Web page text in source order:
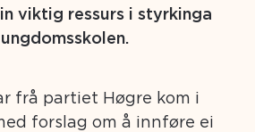
viktig ressurs i styrkinga
frå partiet Høgre kom i
forslag om å innføre ei